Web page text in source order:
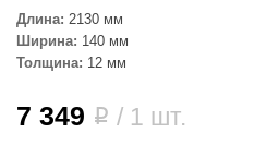
Длина: 2130 мм
Ширина: 140 мм
Толщина: 12 мм
7 349 i / 1 шт.